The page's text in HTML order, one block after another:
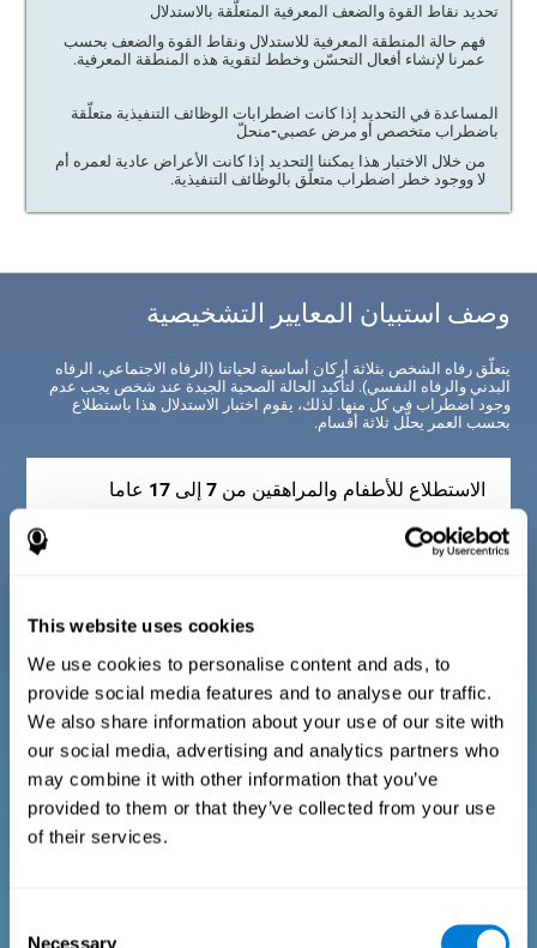
This website uses cookies
We use cookies to personalise content and ads, to
provide social media features and to analyse our traffic.
We also share information about your use of our site with
our social media, advertising and analytics partners who
may combine it with other information that you’ve
provided to them or that they’ve collected from your use
of their services.
Necessary
تحديد نقاط القوة والضعف المعرفية المتعلّقة بالاستدلال
فهم حالة المنطقة المعرفية للاستدلال ونقاط القوة والضعف بحسب
عمرنا لإنشاء أفعال التحسّن وخطط لتقوية هذه المنطقة المعرفية.
المساعدة في التحديد إذا كانت اضطرابات الوظائف التنفيذية متعلّقة
باضطراب متخصص أو مرض عصبي-منحلّ
من خلال الاختبار هذا يمكننا التحديد إذا كانت الأعراض عادية لعمره أم
لا ووجود خطر اضطراب متعلّق بالوظائف التنفيذية.
وصف استبيان المعايير التشخيصية
يتعلّق رفاه الشخص بثلاثة أركان أساسية لحياتنا (الرفاه الاجتماعي، الرفاه
البدني والرفاه النفسي). لتأكيد الحالة الصحية الجيدة عند شخص يجب عدم
وجود اضطراب في كل منها. لذلك، يقوم اختبار الاستدلال هذا باستطلاع
بحسب العمر يحلّل ثلاثة أقسام.
الاستطلاع للأطفام والمراهقين من 7 إلى 17 عاما
مناسبة)، الرفاه النفسي (حالة جيدة للعمليات المعرفية والحسية)
مجال للحياة اليومية للأطفال والمراهقين.
الاستطلاع للبالغين والكبار
إنّه مؤلّف من بعض أسئلة سهلة الجواب يجب أن يجيبها المسؤول عن